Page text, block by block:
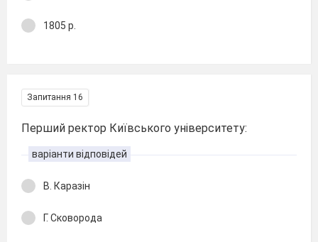
1805 р.
Запитання 16
Перший ректор Київського університету:
варіанти відповідей
В. Каразін
Г. Сковорода